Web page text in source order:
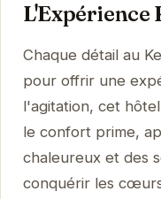
L'Expérience
Chaque détail au
pour offrir une
l'agitation, cet
le confort prime,
chaleureux et des
conquérir les